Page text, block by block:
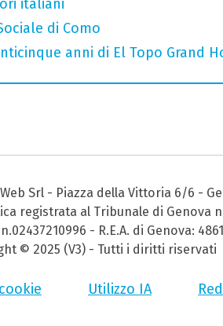
italiani
di Como
anni di El Topo Grand
Srl - Piazza della Vittoria 6/6 -
registrata al Tribunale di Genova
- R.E.A. di Genova:
© 2025 (V3) - Tutti i diritti riservati
Utilizzo IA